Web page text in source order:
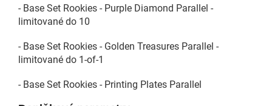
- Base Set Rookies - Purple Diamond Parallel -
limitované do 10
- Base Set Rookies - Golden Treasures Parallel -
limitované do 1-of-1
- Base Set Rookies - Printing Plates Parallel